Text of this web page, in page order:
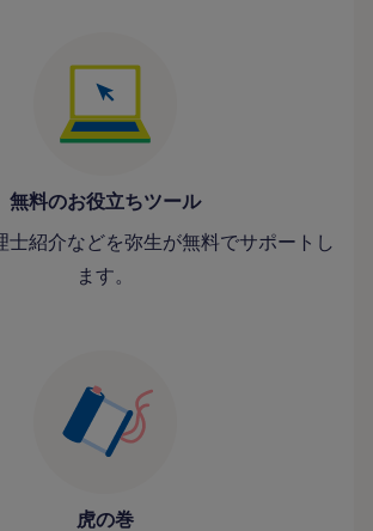
無料のお役立ちツール
士紹介などを弥生が無料でサポートし
ます。
虎の巻